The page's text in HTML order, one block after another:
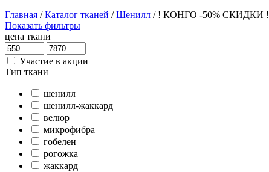
Главная / Каталог тканей / Шенилл / ! КОНГО -50% СКИДКИ !
Показать фильтры
цена ткани
Участие в акции
Тип ткани
шенилл
шенилл-жаккард
велюр
микрофибра
гобелен
рогожка
жаккард